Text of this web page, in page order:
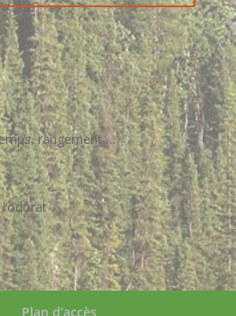
rangement …
Plan d’accès